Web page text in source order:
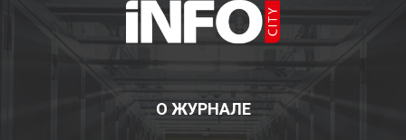
О ЖУРНАЛЕ